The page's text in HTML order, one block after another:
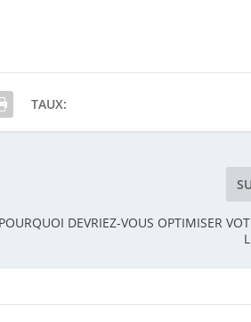
TAUX:
POURQUOI DEVRIEZ-VOUS OPTIMISER